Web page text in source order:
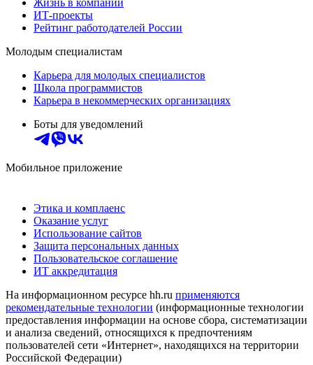
Жизнь в компании
ИТ-проекты
Рейтинг работодателей России
Молодым специалистам
Карьера для молодых специалистов
Школа программистов
Карьера в некоммерческих организациях
Боты для уведомлений
Мобильное приложение
Этика и комплаенс
Оказание услуг
Использование сайтов
Защита персональных данных
Пользовательское соглашение
ИТ аккредитация
На информационном ресурсе hh.ru применяются
рекомендательные технологии (информационные технологии
предоставления информации на основе сбора, систематизации
и анализа сведений, относящихся к предпочтениям
пользователей сети «Интернет», находящихся на территории
Российской Федерации)